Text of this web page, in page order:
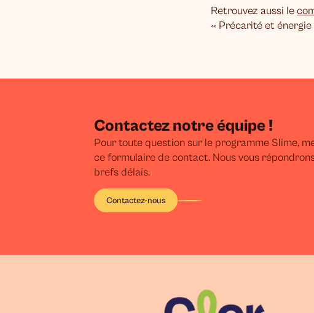
Retrouvez aussi le
« Précarité et énergie
Contactez notre équipe !
Pour toute question sur le programme Slime,
ce formulaire de contact. Nous vous
brefs délais.
Contactez-nous